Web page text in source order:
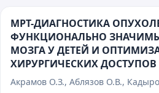
МРТ-ДИАГНОСТИКА
ФУНКЦИОНАЛЬНО
МОЗГА У ДЕТЕЙ И
ХИРУРГИЧЕСКИХ ДОСТУПОВ
Акрамов О.З., Аблязов О.В.,